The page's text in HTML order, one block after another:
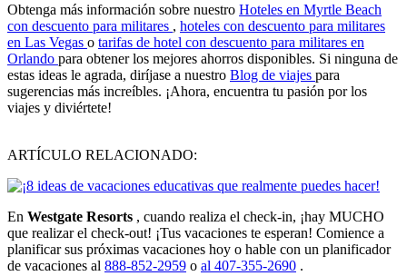
Obtenga más información sobre nuestro Hoteles en Myrtle Beach
con descuento para militares , hoteles con descuento para militares
en Las Vegas o tarifas de hotel con descuento para militares en
Orlando para obtener los mejores ahorros disponibles. Si ninguna de
estas ideas le agrada, diríjase a nuestro Blog de viajes para
sugerencias más increíbles. ¡Ahora, encuentra tu pasión por los
viajes y diviértete!
ARTÍCULO RELACIONADO:
En Westgate Resorts , cuando realiza el check-in, ¡hay MUCHO
que realizar el check-out! ¡Tus vacaciones te esperan! Comience a
planificar sus próximas vacaciones hoy o hable con un planificador
de vacaciones al 888-852-2959 o al 407-355-2690 .